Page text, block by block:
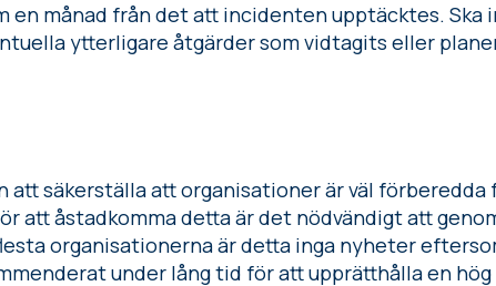
en månad från det att incidenten upptäcktes. Ska
ytterligare åtgärder som vidtagits eller
att säkerställa att organisationer är väl förberedda
att åstadkomma detta är det nödvändigt att
organisationerna är detta inga nyheter
under lång tid för att upprätthålla en hög